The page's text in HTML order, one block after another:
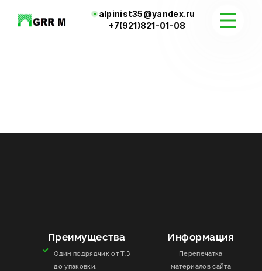
alpinist35@yandex.ru
+7(921)821-01-08
Преимущества
Один подрядчик от Т.З
до упаковки.
Информация
Перепечатка
материалов сайта